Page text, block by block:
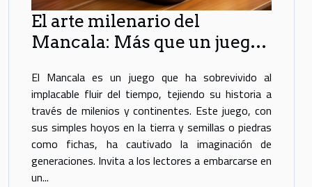
El arte milenario del
Mancala: Más que un juego
El Mancala es un juego que ha sobrevivido al
implacable fluir del tiempo, tejiendo su historia a
través de milenios y continentes. Este juego, con
sus simples hoyos en la tierra y semillas o piedras
como fichas, ha cautivado la imaginación de
generaciones. Invita a los lectores a embarcarse en
un...